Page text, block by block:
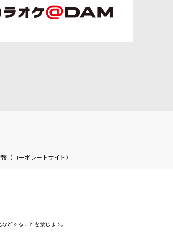
（コーポレートサイト）
どすることを禁じます。